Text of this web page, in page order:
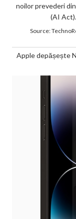
noilor prevederi
(AI
Source:
Apple depășește